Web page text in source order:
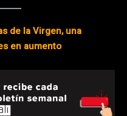
de la Virgen, una
en aumento